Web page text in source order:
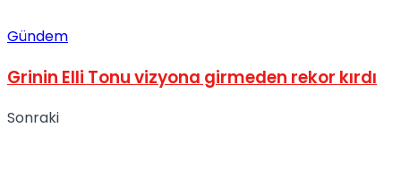
Gündem
Grinin Elli Tonu vizyona girmeden rekor kırdı
Sonraki